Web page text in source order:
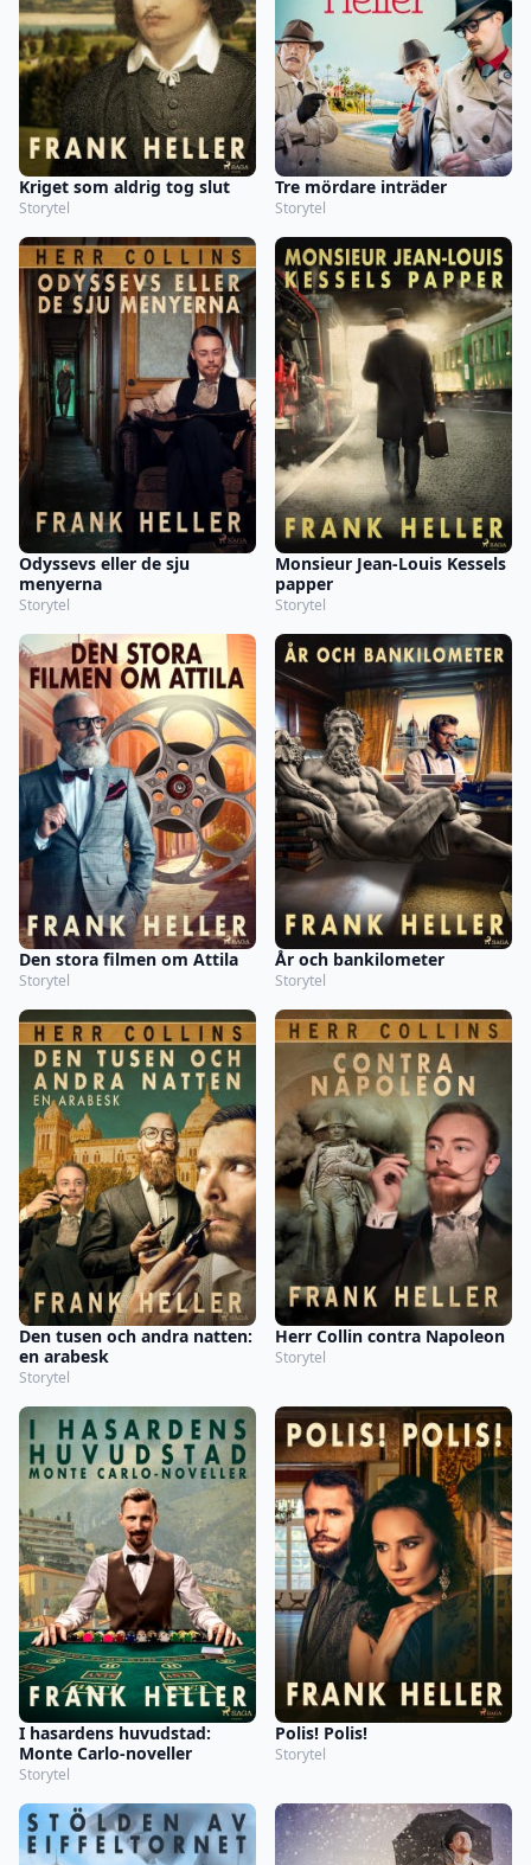
Kriget som aldrig tog slut
Storytel
Tre mördare inträder
Storytel
Odyssevs eller de sju
menyerna
Storytel
Monsieur Jean-Louis Kessels
papper
Storytel
Den stora filmen om Attila
Storytel
År och bankilometer
Storytel
Den tusen och andra natten:
en arabesk
Storytel
Herr Collin contra Napoleon
Storytel
I hasardens huvudstad:
Monte Carlo-noveller
Storytel
Polis! Polis!
Storytel